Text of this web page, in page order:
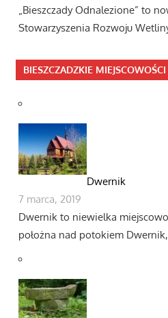
„Bieszczady Odnalezione” to
Stowarzyszenia Rozwoju
BIESZCZADZKIE MIEJSCOWOŚCI
Dwernik
7 marca, 2019
Dwernik to niewielka
położna nad potokiem